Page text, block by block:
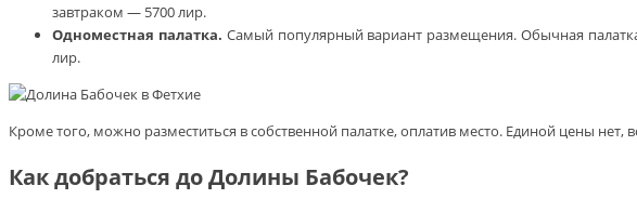
завтраком — 5700 лир.
Одноместная палатка. Самый популярный вариант размещения. Обычная
лир.
Кроме того, можно разместиться в собственной палатке, оплатив место. Единой цены нет,
Как добраться до Долины Бабочек?